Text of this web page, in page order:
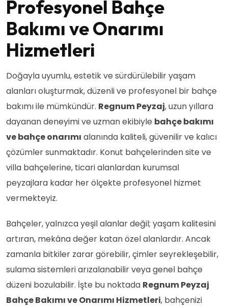
Profesyonel Bahçe
Bakımı ve Onarımı
Hizmetleri
Doğayla uyumlu, estetik ve sürdürülebilir yaşam
alanları oluşturmak, düzenli ve profesyonel bir bahçe
bakımı ile mümkündür. Regnum Peyzaj, uzun yıllara
dayanan deneyimi ve uzman ekibiyle bahçe bakımı
ve bahçe onarımı alanında kaliteli, güvenilir ve kalıcı
çözümler sunmaktadır. Konut bahçelerinden site ve
villa bahçelerine, ticari alanlardan kurumsal
peyzajlara kadar her ölçekte profesyonel hizmet
vermekteyiz.
Bahçeler, yalnızca yeşil alanlar değil; yaşam kalitesini
artıran, mekâna değer katan özel alanlardır. Ancak
zamanla bitkiler zarar görebilir, çimler seyrekleşebilir,
sulama sistemleri arızalanabilir veya genel bahçe
düzeni bozulabilir. İşte bu noktada Regnum Peyzaj
Bahçe Bakımı ve Onarımı Hizmetleri, bahçenizi